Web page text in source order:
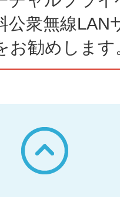
公衆無線LAN
お勧めします